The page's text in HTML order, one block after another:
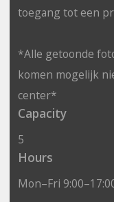
toegang tot een
*Alle getoonde
komen mogelijk
center*
Capacity
5
Hours
Mon–Fri